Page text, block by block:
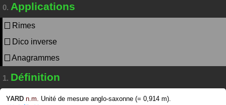
0. Applications
Rimes
Dico inverse
Anagrammes
1. Définition
YARD n.m. Unité de mesure anglo-saxonne (= 0,914 m).